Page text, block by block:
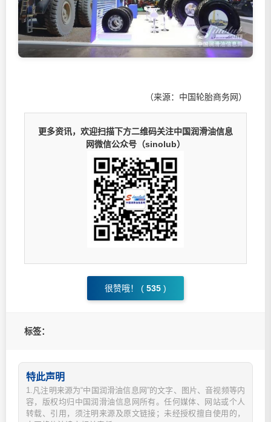
（来源：中国轮胎商务网）
更多资讯，欢迎扫描下方二维码关注中国润滑油信息
网微信公众号（sinolub）
很赞哦！ ( 535 )
标签：
特此声明
1.凡注明来源为“中国润滑油信息网”的文字、图片、音视频等内
容，版权均归中国润滑油信息网所有。任何媒体、网站或个人
转载、引用，须注明来源及原文链接；未经授权擅自使用的，